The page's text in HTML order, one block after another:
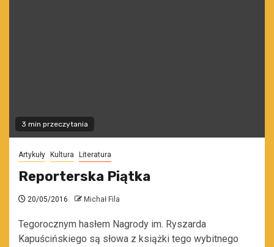
3 min przeczytania
Artykuły Kultura Literatura
Reporterska Piątka
20/05/2016 Michał Fila
Tegorocznym hasłem Nagrody im. Ryszarda
Kapuścińskiego są słowa z książki tego wybitnego